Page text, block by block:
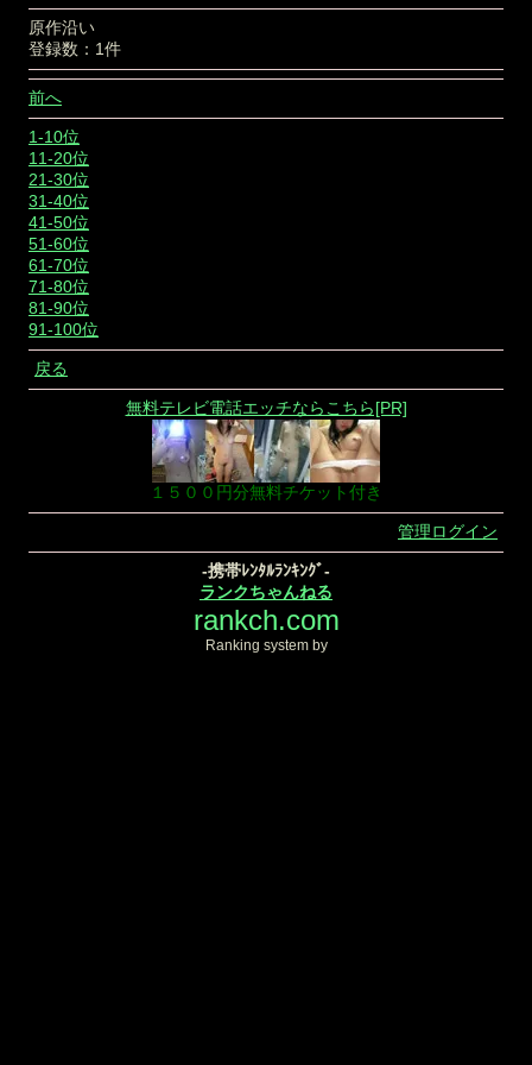
原作沿い
登録数：1件
前へ
1-10位
11-20位
21-30位
31-40位
41-50位
51-60位
61-70位
71-80位
81-90位
91-100位
戻る
無料テレビ電話エッチならこちら[PR]
１５００円分無料チケット付き
管理ログイン
-携帯ﾚﾝﾀﾙﾗﾝｷﾝｸﾞ-
ランクちゃんねる
rankch.com
Ranking system by